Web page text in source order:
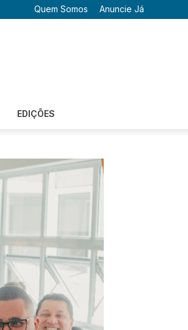
Quem Somos Anuncie Já
EDIÇÕES